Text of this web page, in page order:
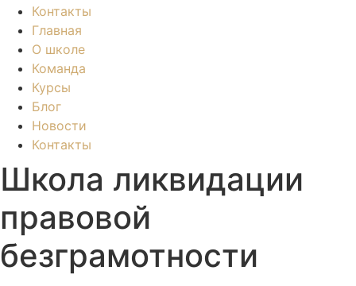
Контакты
Главная
О школе
Команда
Курсы
Блог
Новости
Контакты
Школа ликвидации
правовой
безграмотности